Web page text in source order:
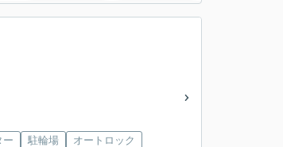
ー 駐輪場
オートロック